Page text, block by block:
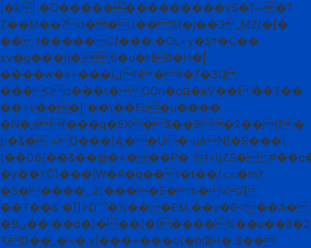
|�k| �O��������������vS�?ޞ�?
Z��M��?ۢd��J��%t�j��3_MZ{�[�
�� !�����Cf���:�OL+y�S*�C��
xv�g���ή�};6�u�HB�H�|
����w�s+���ï_)N�#�7�3Q
���Od���t�OOn�dם�kѴ��I ��T��
��=v���['��\��Fo�u����
�N�;e{���q�5X�$��9�2��{f�
p�&� =O���[4,��U�-uAN]�R���|
(��Dճ{��&��@�<���P�`i+\jZS�
�y��YĊ)���|W�#�q��t�t��/<=�m?
�5�����_.2(����S�m�VԮ
��T��& �]]>D`՞�%���EM,��y�6<��A�
�9ں��'��d�)���(�[����%��u��ȁ�2'=�Yn�!
ԄD��_�=�,y|���=���o{�h僙H� $��